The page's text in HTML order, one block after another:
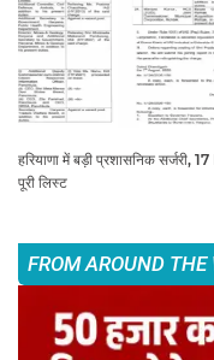
हरियाणा में बड़ी प्रशासनिक
पूरी लिस्ट
FROM AROUND THE